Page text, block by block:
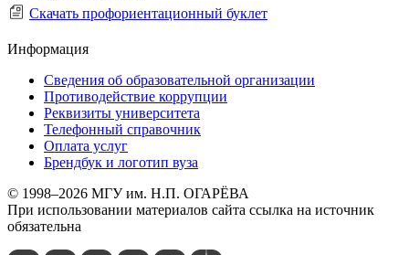
Скачать профориентационный буклет
Информация
Сведения об образовательной организации
Противодействие коррупции
Реквизиты университета
Телефонный справочник
Оплата услуг
Брендбук и логотип вуза
© 1998–2026 МГУ им. Н.П. ОГАРЁВА
При использовании материалов сайта ссылка на источник
обязательна